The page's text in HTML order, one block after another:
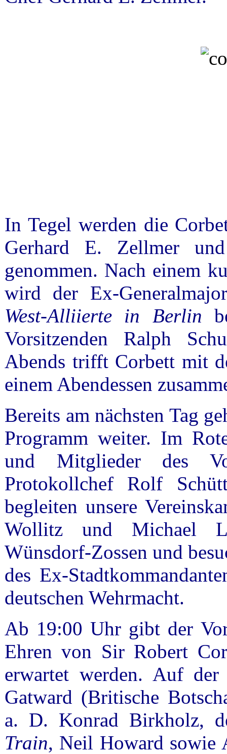
In Tegel werden die
Gerhard E. Zellmer
genommen. Nach einem
wird der Ex-
West-Alliierte in Berlin
Vorsitzenden Ralph
Abends trifft Corbett mit
einem Abendessen
Bereits am nächsten Tag
Programm weiter. Im
und Mitglieder des
Protokollchef Rolf
begleiten unsere
Wollitz und Michael
Wünsdorf-Zossen und
des Ex-
deutschen Wehrmacht.
Ab 19:00 Uhr gibt der
Ehren von Sir Robert
erwartet werden. Auf
Gatward (Britische
a. D. Konrad Birkholz,
Train, Neil Howard sowie